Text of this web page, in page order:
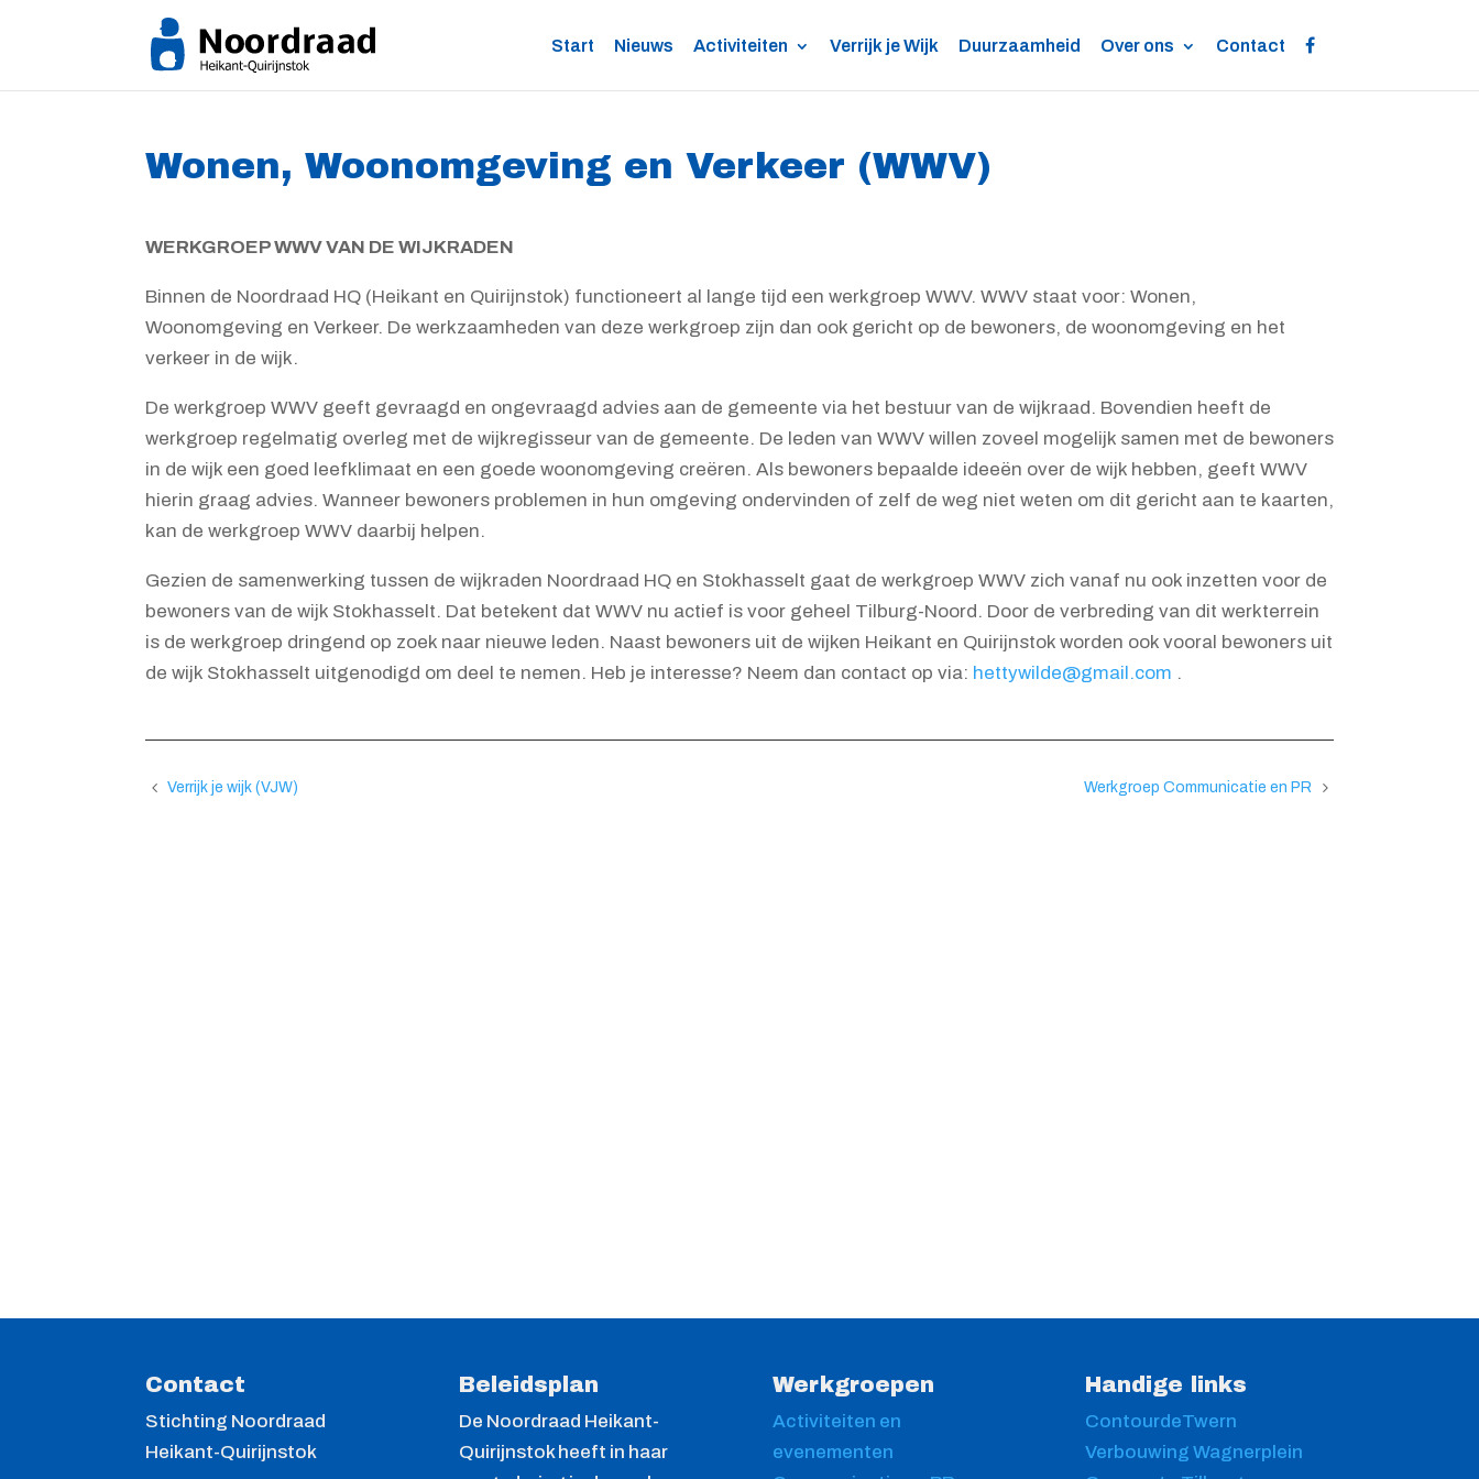
Start Nieuws Activiteiten Verrijk je Wijk Duurzaamheid Over ons Contact
Wonen, Woonomgeving en Verkeer (WWV)
WERKGROEP WWV VAN DE WIJKRADEN
Binnen de Noordraad HQ (Heikant en Quirijnstok) functioneert al lange tijd een werkgroep WWV. WWV staat voor: Wonen,
Woonomgeving en Verkeer. De werkzaamheden van deze werkgroep zijn dan ook gericht op de bewoners, de woonomgeving en het
verkeer in de wijk.
De werkgroep WWV geeft gevraagd en ongevraagd advies aan de gemeente via het bestuur van de wijkraad. Bovendien heeft de
werkgroep regelmatig overleg met de wijkregisseur van de gemeente. De leden van WWV willen zoveel mogelijk samen met de bewoners
in de wijk een goed leefklimaat en een goede woonomgeving creëren. Als bewoners bepaalde ideeën over de wijk hebben, geeft WWV
hierin graag advies. Wanneer bewoners problemen in hun omgeving ondervinden of zelf de weg niet weten om dit gericht aan te kaarten,
kan de werkgroep WWV daarbij helpen.
Gezien de samenwerking tussen de wijkraden Noordraad HQ en Stokhasselt gaat de werkgroep WWV zich vanaf nu ook inzetten voor de
bewoners van de wijk Stokhasselt. Dat betekent dat WWV nu actief is voor geheel Tilburg-Noord. Door de verbreding van dit werkterrein
is de werkgroep dringend op zoek naar nieuwe leden. Naast bewoners uit de wijken Heikant en Quirijnstok worden ook vooral bewoners uit
de wijk Stokhasselt uitgenodigd om deel te nemen. Heb je interesse? Neem dan contact op via: hettywilde@gmail.com .
Verrijk je wijk (VJW) Werkgroep Communicatie en PR
Contact
Stichting Noordraad
Heikant-Quirijnstok
Beleidsplan
De Noordraad Heikant-
Quirijnstok heeft in haar
Werkgroepen
Activiteiten en
evenementen
Handige links
ContourdeTwern
Verbouwing Wagnerplein